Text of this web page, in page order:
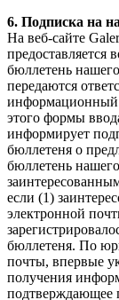
6. Подписка на
На веб-сайте
бюллетень
передаются
информационный
этого формы
информирует
бюллетеня о
бюллетень
если (1)
электронной
бюллетеня. По
почты, впервые
получения
подтверждающее